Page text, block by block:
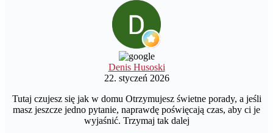
Denis Husoski
22. styczeń 2026
Tutaj czujesz się jak w domu Otrzymujesz świetne porady, a jeśli
masz jeszcze jedno pytanie, naprawdę poświęcają czas, aby ci je
wyjaśnić. Trzymaj tak dalej